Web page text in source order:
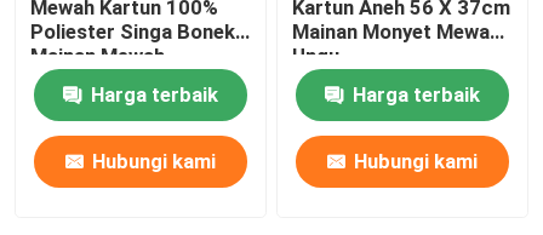
Kursi Duduk Bayi
Sofa Hewan Boneka
Mewah Kartun 100%
Poliester Singa Boneka
Mainan Mewah
Harga terbaik
Hubungi kami
Kartun Aneh 56 X 37cm
Mainan Monyet Mewah
Ungu
Harga terbaik
Hubungi kami